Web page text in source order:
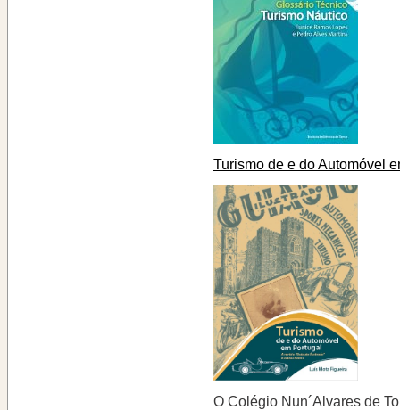
Turismo de e do Automóvel
O Colégio Nun´Alvares de